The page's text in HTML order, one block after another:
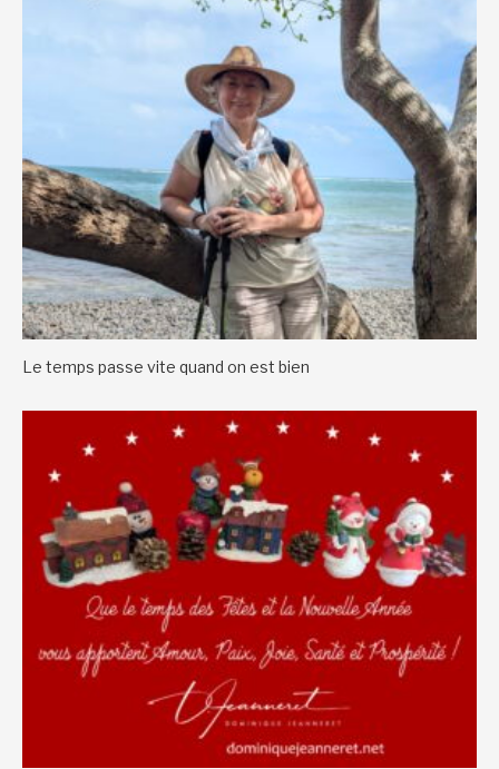
Le temps passe vite quand on est bien